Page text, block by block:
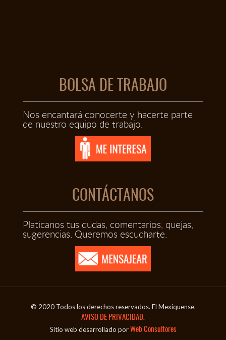
BOLSA DE TRABAJO
Nos encantará conocerte y hacerte parte
de nuestro equipo de trabajo.
CONTÁCTANOS
Platicanos tus dudas, comentarios, quejas,
sugerencias. Queremos escucharte.
© 2020 Todos los derechos reservados. El Mexiquense.
AVISO DE PRIVACIDAD.
Sitio web desarrollado por Web Consultores